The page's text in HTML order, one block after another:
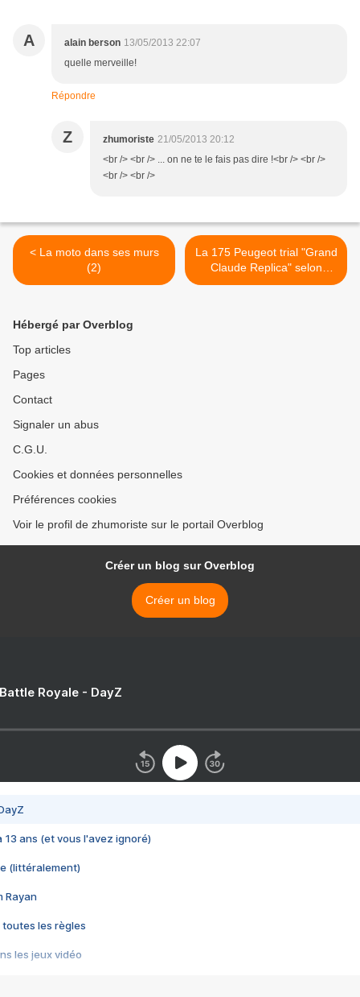
A alain berson 13/05/2013 22:07
quelle merveille!
Répondre
Z zhumoriste 21/05/2013 20:12
<br /> <br /> ... on ne te le fais pas dire !<br /> <br />
<br /> <br />
< La moto dans ses murs
(2)
La 175 Peugeot trial "Grand
Claude Replica" selon
Jean-Luc Forestier >
Hébergé par Overblog
Top articles
Pages
Contact
Signaler un abus
C.G.U.
Cookies et données personnelles
Préférences cookies
Voir le profil de zhumoriste sur le portail Overblog
Créer un blog sur Overblog
Créer un blog
Royale - DayZ
13 ans (et vous l'avez ignoré)
(littéralement)
Rayan
toutes les règles
les jeux vidéo